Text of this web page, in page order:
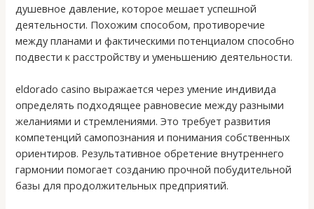
душевное давление, которое мешает успешной
деятельности. Похожим способом, противоречие
между планами и фактическими потенциалом способно
подвести к расстройству и уменьшению деятельности.
eldorado casino выражается через умение индивида
определять подходящее равновесие между разными
желаниями и стремлениями. Это требует развития
компетенций самопознания и понимания собственных
ориентиров. Результативное обретение внутреннего
гармонии помогает созданию прочной побудительной
базы для продолжительных предприятий.